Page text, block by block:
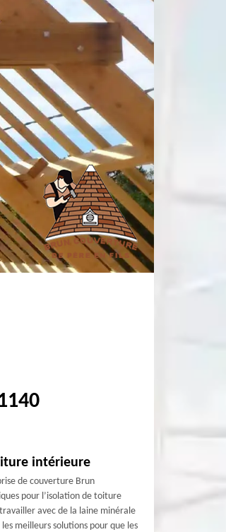
intérieure
de couverture Brun
pour l’isolation de toiture
avec de la laine minérale
meilleurs solutions pour que les